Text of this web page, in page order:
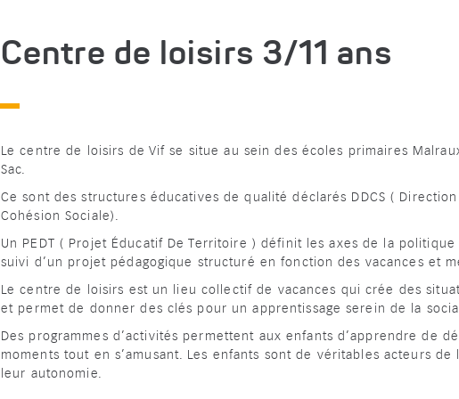
Centre de loisirs 3/11 ans
Le centre de loisirs de Vif se situe au sein des écoles primaires
Sac.
Ce sont des structures éducatives de qualité déclarés DDCS (
Cohésion Sociale).
Un PEDT ( Projet Éducatif De Territoire ) définit les axes de la
suivi d’un projet pédagogique structuré en fonction des vacances et
Le centre de loisirs est un lieu collectif de vacances qui crée des
et permet de donner des clés pour un apprentissage serein de la
Des programmes d’activités permettent aux enfants d’apprendre de
moments tout en s’amusant. Les enfants sont de véritables acteurs
leur autonomie.